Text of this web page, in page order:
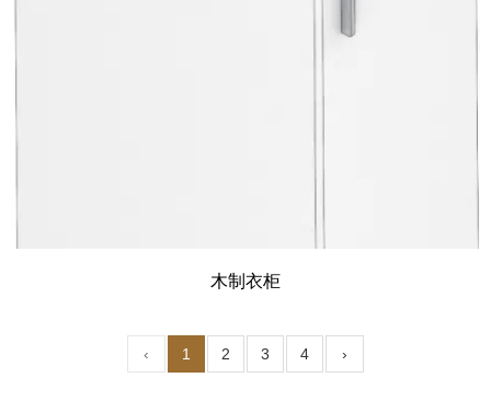
木制衣柜
‹ 1 2 3 4 ›